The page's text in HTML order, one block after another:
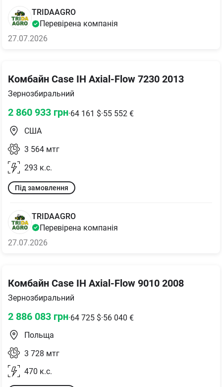
TRIDAAGRO
Перевірена компанія
27.07.2026
Комбайн Case IH Axial-Flow 7230 2013
Зернозбиральний
2 860 933 грн·64 161 $·55 552 €
США
3 564 мтг
293 к.с.
Під замовлення
TRIDAAGRO
Перевірена компанія
27.07.2026
Комбайн Case IH Axial-Flow 9010 2008
Зернозбиральний
2 886 083 грн·64 725 $·56 040 €
Польща
3 728 мтг
470 к.с.